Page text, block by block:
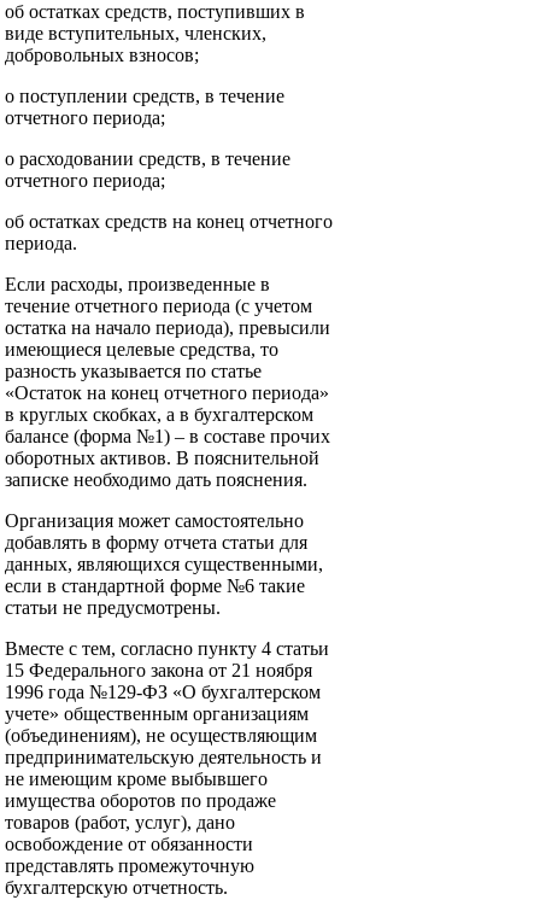
об остатках средств, поступивших в
виде вступительных, членских,
добровольных взносов;
о поступлении средств, в течение
отчетного периода;
о расходовании средств, в течение
отчетного периода;
об остатках средств на конец отчетного
периода.
Если расходы, произведенные в
течение отчетного периода (с учетом
остатка на начало периода), превысили
имеющиеся целевые средства, то
разность указывается по статье
«Остаток на конец отчетного периода»
в круглых скобках, а в бухгалтерском
балансе (форма №1) – в составе прочих
оборотных активов. В пояснительной
записке необходимо дать пояснения.
Организация может самостоятельно
добавлять в форму отчета статьи для
данных, являющихся существенными,
если в стандартной форме №6 такие
статьи не предусмотрены.
Вместе с тем, согласно пункту 4 статьи
15 Федерального закона от 21 ноября
1996 года №129-ФЗ «О бухгалтерском
учете» общественным организациям
(объединениям), не осуществляющим
предпринимательскую деятельность и
не имеющим кроме выбывшего
имущества оборотов по продаже
товаров (работ, услуг), дано
освобождение от обязанности
представлять промежуточную
бухгалтерскую отчетность.